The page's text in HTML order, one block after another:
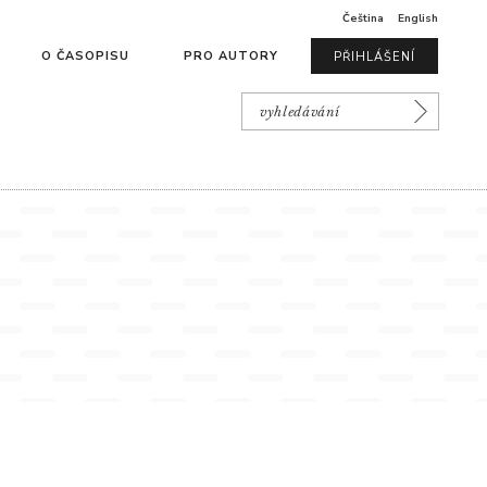
Čeština English
O ČASOPISU PRO AUTORY PŘIHLÁŠENÍ